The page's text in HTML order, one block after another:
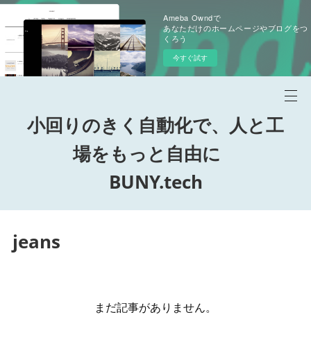
Ameba Owndで
あなただけのホームページやブログをつ
くろう
今すぐ試す
小回りのきく自動化で、人と工
場をもっと自由に
BUNY.tech
jeans
まだ記事がありません。